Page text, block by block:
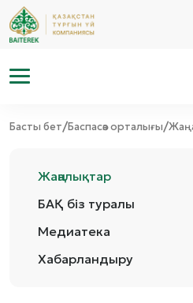
Басты бет/Баспасөз орталығы/
Жаңалықтар
БАҚ біз туралы
Медиатека
Хабарландыру